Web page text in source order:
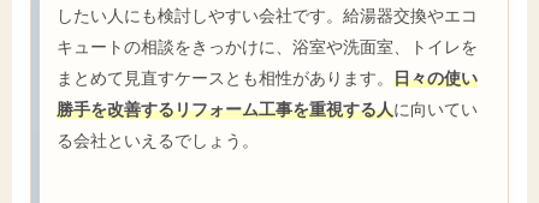
したい人にも検討しやすい会社です。給湯器交換やエコ
キュートの相談をきっかけに、浴室や洗面室、トイレを
まとめて見直すケースとも相性があります。 日々の使い
勝手を改善するリフォーム工事を重視する人に向いてい
る会社といえるでしょう。